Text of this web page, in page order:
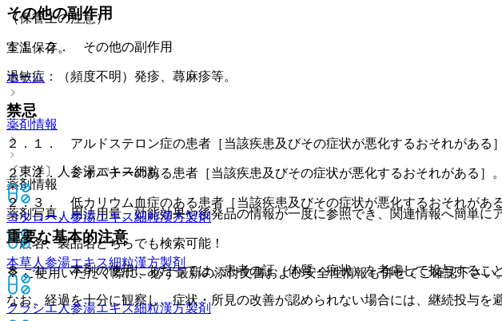
（保管上の注意）
室温保存。
ホーム
薬剤情報
〔東洋〕人参湯エキス細粒
コタロー人参湯エキス細粒漢方製剤
本草人参湯エキス細粒漢方製剤
クラシエ人参湯エキス細粒漢方製剤
その他の副作用
１１．２． その他の副作用
過敏症：（頻度不明）発疹、蕁麻疹等。
禁忌
２．１． アルドステロン症の患者［当該疾患及びその症状が悪化するおそれがある］
２．２． ミオパチーのある患者［当該疾患及びその症状が悪化するおそれがある］。
２．３． 低カリウム血症のある患者［当該疾患及びその症状が悪化するおそれがある
重要な基本的注意
８．１． 本剤の使用にあたっては、患者の証（体質・症状）を考慮して投与すること
なお、経過を十分に観察し、症状・所見の改善が認められない場合には、継続投与を
薬剤情報
薬剤写真、用法用量、効能効果や後発品の情報が一度に参照でき、関連情報へ簡単に
一般名、製品名どちらでも検索可能！
※ ご使用いただく際に、必ず最新の添付文書および安全性情報も併せてご確認下さい